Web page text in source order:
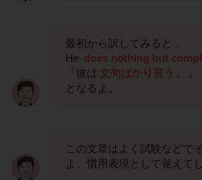
最初から訳してみると，
He does nothing but
「彼は 文句ばかり言う
となるよ。
この文章はよく試験などで
よ。慣用表現として覚えて